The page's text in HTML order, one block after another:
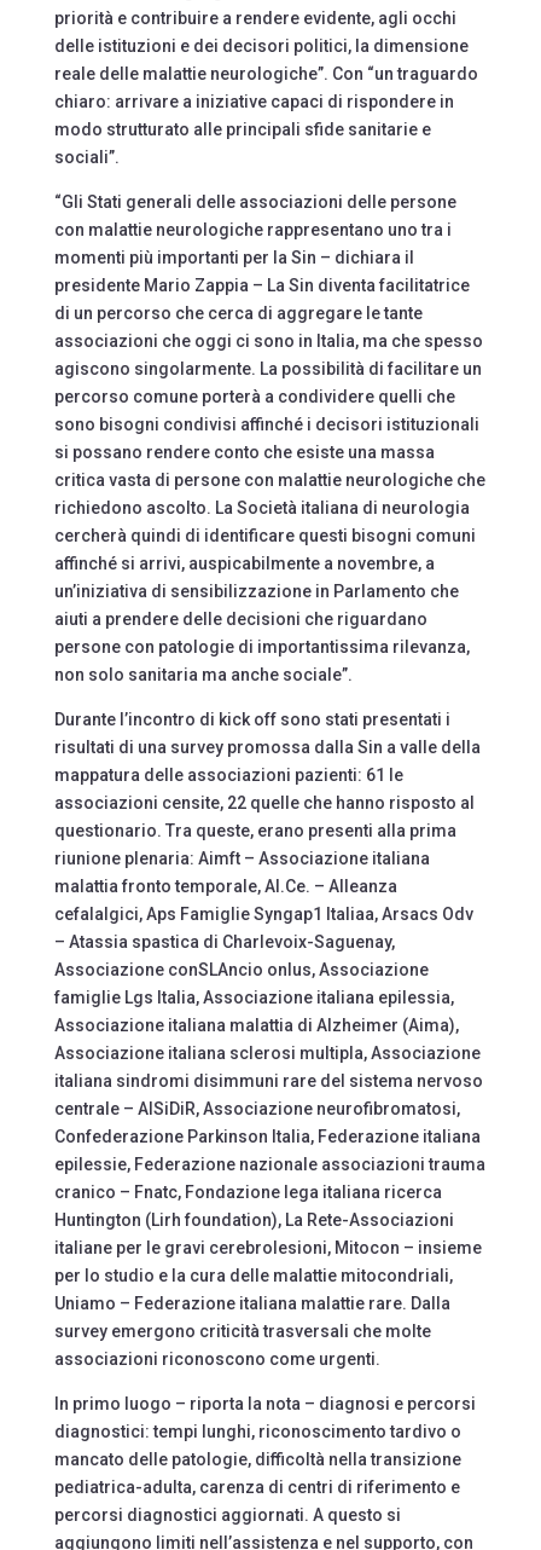
priorità e contribuire a rendere evidente, agli occhi
delle istituzioni e dei decisori politici, la dimensione
reale delle malattie neurologiche”. Con “un traguardo
chiaro: arrivare a iniziative capaci di rispondere in
modo strutturato alle principali sfide sanitarie e
sociali”.
“Gli Stati generali delle associazioni delle persone
con malattie neurologiche rappresentano uno tra i
momenti più importanti per la Sin – dichiara il
presidente Mario Zappia – La Sin diventa facilitatrice
di un percorso che cerca di aggregare le tante
associazioni che oggi ci sono in Italia, ma che spesso
agiscono singolarmente. La possibilità di facilitare un
percorso comune porterà a condividere quelli che
sono bisogni condivisi affinché i decisori istituzionali
si possano rendere conto che esiste una massa
critica vasta di persone con malattie neurologiche che
richiedono ascolto. La Società italiana di neurologia
cercherà quindi di identificare questi bisogni comuni
affinché si arrivi, auspicabilmente a novembre, a
un’iniziativa di sensibilizzazione in Parlamento che
aiuti a prendere delle decisioni che riguardano
persone con patologie di importantissima rilevanza,
non solo sanitaria ma anche sociale”.
Durante l’incontro di kick off sono stati presentati i
risultati di una survey promossa dalla Sin a valle della
mappatura delle associazioni pazienti: 61 le
associazioni censite, 22 quelle che hanno risposto al
questionario. Tra queste, erano presenti alla prima
riunione plenaria: Aimft – Associazione italiana
malattia fronto temporale, Al.Ce. – Alleanza
cefalalgici, Aps Famiglie Syngap1 Italiaa, Arsacs Odv
– Atassia spastica di Charlevoix-Saguenay,
Associazione conSLAncio onlus, Associazione
famiglie Lgs Italia, Associazione italiana epilessia,
Associazione italiana malattia di Alzheimer (Aima),
Associazione italiana sclerosi multipla, Associazione
italiana sindromi disimmuni rare del sistema nervoso
centrale – AISiDiR, Associazione neurofibromatosi,
Confederazione Parkinson Italia, Federazione italiana
epilessie, Federazione nazionale associazioni trauma
cranico – Fnatc, Fondazione lega italiana ricerca
Huntington (Lirh foundation), La Rete-Associazioni
italiane per le gravi cerebrolesioni, Mitocon – insieme
per lo studio e la cura delle malattie mitocondriali,
Uniamo – Federazione italiana malattie rare. Dalla
survey emergono criticità trasversali che molte
associazioni riconoscono come urgenti.
In primo luogo – riporta la nota – diagnosi e percorsi
diagnostici: tempi lunghi, riconoscimento tardivo o
mancato delle patologie, difficoltà nella transizione
pediatrica-adulta, carenza di centri di riferimento e
percorsi diagnostici aggiornati. A questo si
aggiungono limiti nell’assistenza e nel supporto, con